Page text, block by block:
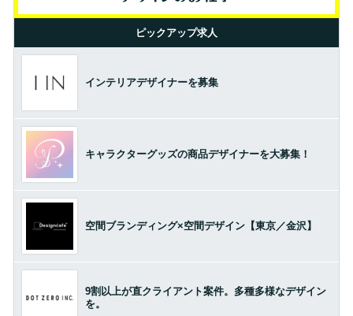
ピックアップ求人
インテリアデザイナーを募集
キャラクターグッズの商品デザイナーを大募集！
空間ブランディング×空間デザイン【東京／金沢】
9割以上が直クライアント案件。多種多様なデザイン
を。